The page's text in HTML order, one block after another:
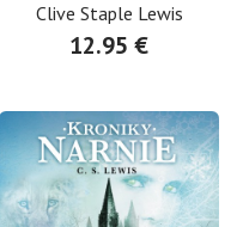
Clive Staple Lewis
12.95 €